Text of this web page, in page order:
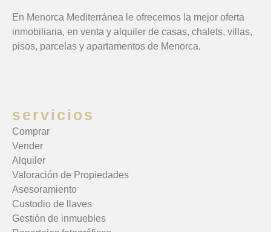
En Menorca Mediterránea le ofrecemos la mejor oferta
inmobiliaria, en venta y alquiler de casas, chalets, villas,
pisos, parcelas y apartamentos de Menorca.
servicios
Comprar
Vender
Alquiler
Valoración de Propiedades
Asesoramiento
Custodio de llaves
Gestión de inmuebles